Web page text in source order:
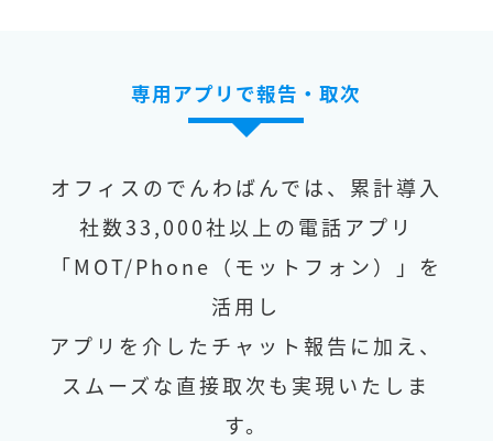
専用アプリで報告・取次
オフィスのでんわばんでは、累計導入
社数33,000社以上の電話アプリ
「MOT/Phone（モットフォン）」を
活用し
アプリを介したチャット報告に加え、
スムーズな直接取次も実現いたしま
す。